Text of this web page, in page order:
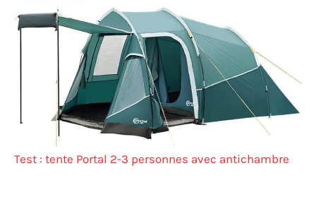
Test : tente Portal 2-3 personnes avec antichambre